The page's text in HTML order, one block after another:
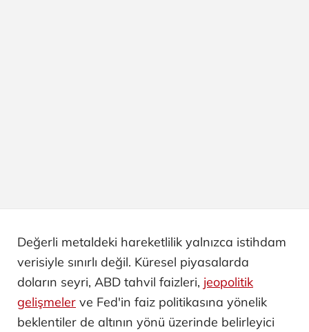
Değerli metaldeki hareketlilik yalnızca istihdam
verisiyle sınırlı değil. Küresel piyasalarda
doların seyri, ABD tahvil faizleri, jeopolitik
gelişmeler ve Fed'in faiz politikasına yönelik
beklentiler de altının yönü üzerinde belirleyici